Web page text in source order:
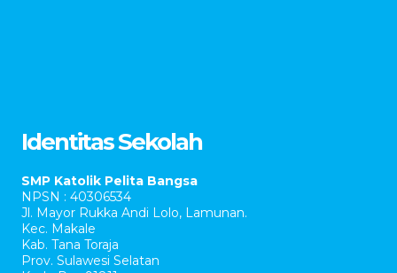
Identitas Sekolah
SMP Katolik Pelita Bangsa
NPSN : 40306534
Jl. Mayor Rukka Andi Lolo, Lamunan.
Kec. Makale
Kab. Tana Toraja
Prov. Sulawesi Selatan